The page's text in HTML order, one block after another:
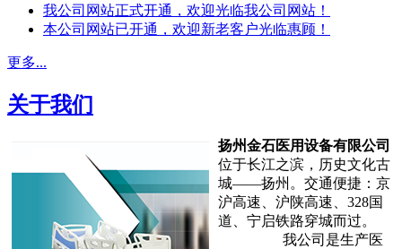
我公司网站正式开通，欢迎光临我公司网站！
本公司网站已开通，欢迎新老客户光临惠顾！
更多...
关于我们
扬州金石医用设备有限公司
位于长江之滨，历史文化古
城——扬州。交通便捷：京
沪高速、沪陕高速、328国
道、宁启铁路穿城而过。
我公司是生产医